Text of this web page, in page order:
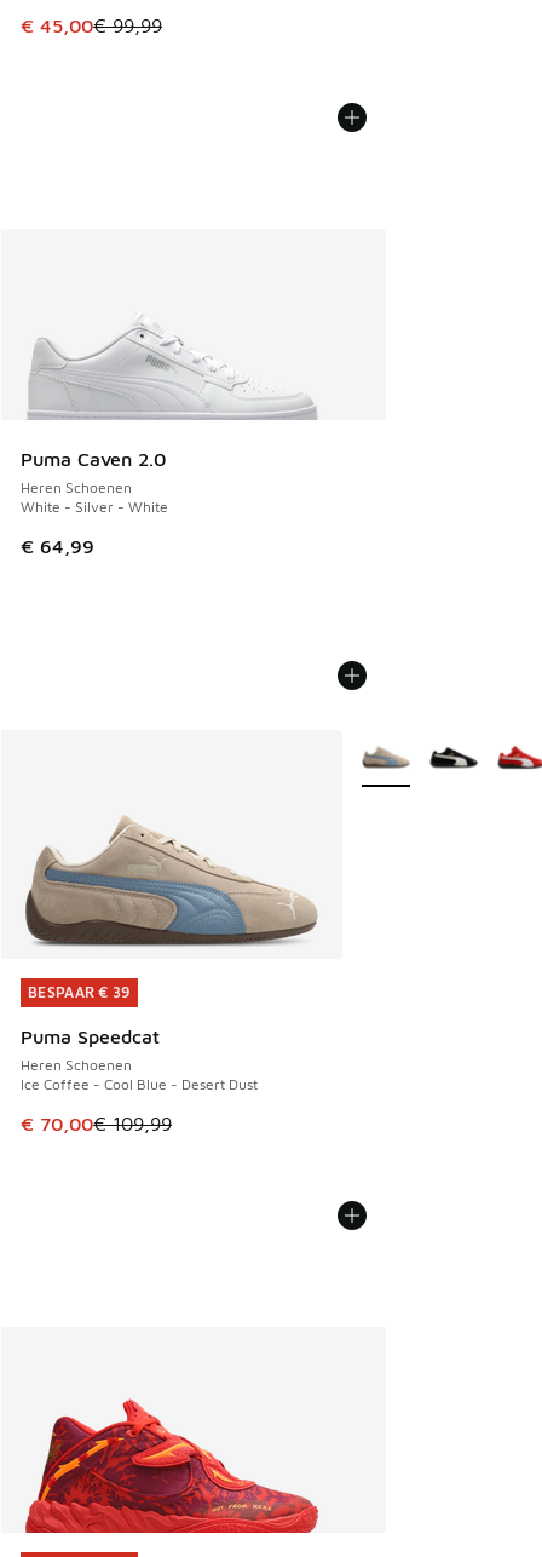
Dit artikel is in de uitverkoop. Dit artikel is in de
€ 45,00€ 99,99
Puma Caven 2.0
Heren Schoenen
White - Silver - White
€ 64,99
BESPAAR € 39
Puma Speedcat
Heren Schoenen
Ice Coffee - Cool Blue - Desert Dust
Dit artikel is in de uitverkoop. Dit artikel is in de
€ 70,00€ 109,99
BESPAAR € 39
Meer kleuren